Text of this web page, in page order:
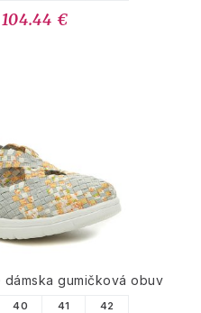
104.44 €
dámska gumičková obuv
40 41 42